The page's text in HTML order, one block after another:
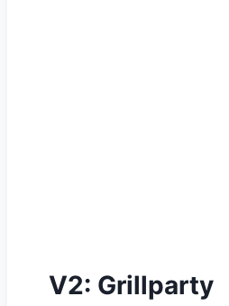
V2: Grillparty